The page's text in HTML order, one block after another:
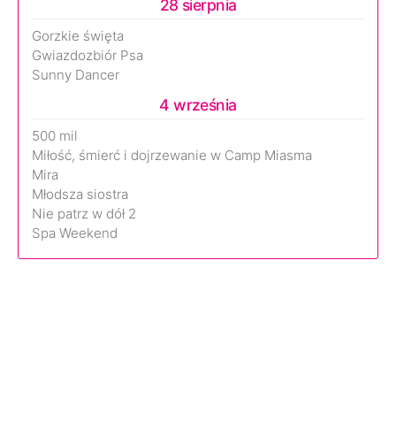
28 sierpnia
Gorzkie święta
Gwiazdozbiór Psa
Sunny Dancer
4 września
500 mil
Miłość, śmierć i dojrzewanie w Camp Miasma
Mira
Młodsza siostra
Nie patrz w dół 2
Spa Weekend